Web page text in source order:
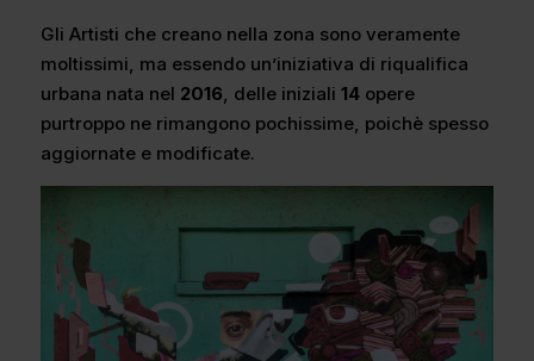
Gli Artisti che creano nella zona sono veramente
moltissimi, ma essendo un’iniziativa di riqualifica
urbana nata nel 2016, delle iniziali 14opere
purtroppo ne rimangono pochissime, poichè spesso
aggiornate e modificate.